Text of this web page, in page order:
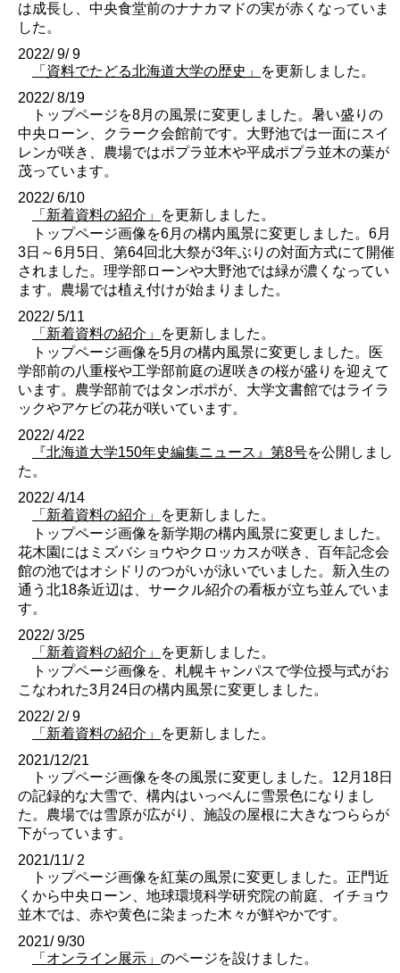
は成長し、中央食堂前のナナカマドの実が赤くなっていま
した。
2022/ 9/ 9
「資料でたどる北海道大学の歴史」
を更新しました。
2022/ 8/19
トップページを8月の風景に変更しました。暑い盛りの
中央ローン、クラーク会館前です。大野池では一面にスイ
レンが咲き、農場ではポプラ並木や平成ポプラ並木の葉が
茂っています。
2022/ 6/10
「新着資料の紹介」
を更新しました。
トップページ画像を6月の構内風景に変更しました。6月
3日～6月5日、第64回北大祭が3年ぶりの対面方式にて開催
されました。理学部ローンや大野池では緑が濃くなってい
ます。農場では植え付けが始まりました。
2022/ 5/11
「新着資料の紹介」
を更新しました。
トップページ画像を5月の構内風景に変更しました。医
学部前の八重桜や工学部前庭の遅咲きの桜が盛りを迎えて
います。農学部前ではタンポポが、大学文書館ではライラ
ックやアケビの花が咲いています。
2022/ 4/22
『北海道大学150年史編集ニュース』第8号を公開しまし
た。
2022/ 4/14
「新着資料の紹介」
を更新しました。
トップページ画像を新学期の構内風景に変更しました。
花木園にはミズバショウやクロッカスが咲き、百年記念会
館の池ではオシドリのつがいが泳いでいました。新入生の
通う北18条近辺は、サークル紹介の看板が立ち並んでいま
す。
2022/ 3/25
「新着資料の紹介」
を更新しました。
トップページ画像を、札幌キャンパスで学位授与式がお
こなわれた3月24日の構内風景に変更しました。
2022/ 2/ 9
「新着資料の紹介」
を更新しました。
2021/12/21
トップページ画像を冬の風景に変更しました。12月18日
の記録的な大雪で、構内はいっぺんに雪景色になりまし
た。農場では雪原が広がり、施設の屋根に大きなつららが
下がっています。
2021/11/ 2
トップページ画像を紅葉の風景に変更しました。正門近
くから中央ローン、地球環境科学研究院の前庭、イチョウ
並木では、赤や黄色に染まった木々が鮮やかです。
2021/ 9/30
「オンライン展示」 のページを設けました。